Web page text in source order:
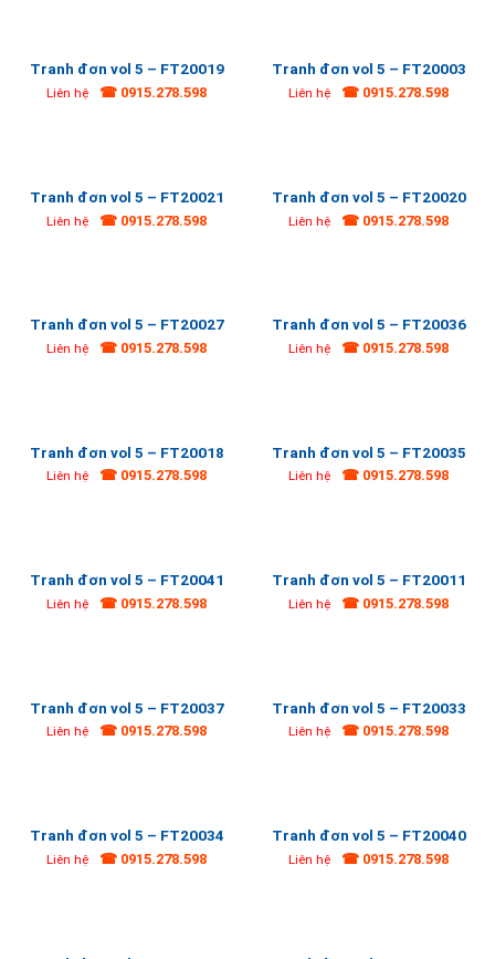
Tranh đơn vol 5 – FT20019
Liên hệ ☎ 0915.278.598
Tranh đơn vol 5 – FT20003
Liên hệ ☎ 0915.278.598
Tranh đơn vol 5 – FT20021
Liên hệ ☎ 0915.278.598
Tranh đơn vol 5 – FT20020
Liên hệ ☎ 0915.278.598
Tranh đơn vol 5 – FT20027
Liên hệ ☎ 0915.278.598
Tranh đơn vol 5 – FT20036
Liên hệ ☎ 0915.278.598
Tranh đơn vol 5 – FT20018
Liên hệ ☎ 0915.278.598
Tranh đơn vol 5 – FT20035
Liên hệ ☎ 0915.278.598
Tranh đơn vol 5 – FT20041
Liên hệ ☎ 0915.278.598
Tranh đơn vol 5 – FT20011
Liên hệ ☎ 0915.278.598
Tranh đơn vol 5 – FT20037
Liên hệ ☎ 0915.278.598
Tranh đơn vol 5 – FT20033
Liên hệ ☎ 0915.278.598
Tranh đơn vol 5 – FT20034
Liên hệ ☎ 0915.278.598
Tranh đơn vol 5 – FT20040
Liên hệ ☎ 0915.278.598